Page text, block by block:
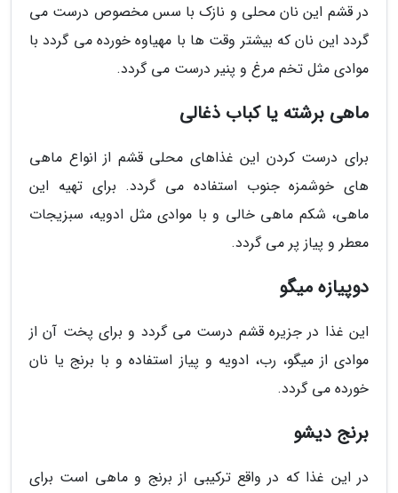
در قشم این نان محلی و نازک با سس مخصوص درست می
گردد این نان که بیشتر وقت ها با مهیاوه خورده می گردد با
موادی مثل تخم مرغ و پنیر درست می گردد.
ماهى برشته یا کباب ذغالی
برای درست کردن این غذاهای محلی قشم از انواع ماهی
های خوشمزه جنوب استفاده می گردد. برای تهیه این
ماهی، شکم ماهی خالی و با موادی مثل ادویه، سبزیجات
معطر و پیاز پر می گردد.
دوپیازه میگو
این غذا در جزیره قشم درست می گردد و برای پخت آن از
موادی از میگو، رب، ادویه و پیاز استفاده و با برنج یا نان
خورده می گردد.
برنج دیشو
در این غذا که در واقع ترکیبی از برنج و ماهی است برای